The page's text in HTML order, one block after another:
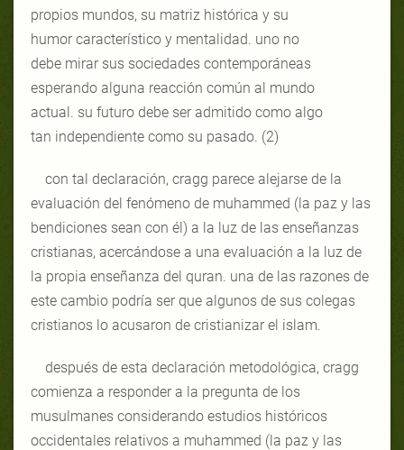
propios mundos, su matriz histórica y su
humor característico y mentalidad. uno no
debe mirar sus sociedades contemporáneas
esperando alguna reacción común al mundo
actual. su futuro debe ser admitido como algo
tan independiente como su pasado. (2)
con tal declaración, cragg parece alejarse de la
evaluación del fenómeno de muhammed (la paz y las
bendiciones sean con él) a la luz de las enseñanzas
cristianas, acercándose a una evaluación a la luz de
la propia enseñanza del quran. una de las razones de
este cambio podría ser que algunos de sus colegas
cristianos lo acusaron de cristianizar el islam.
después de esta declaración metodológica, cragg
comienza a responder a la pregunta de los
musulmanes considerando estudios históricos
occidentales relativos a muhammed (la paz y las